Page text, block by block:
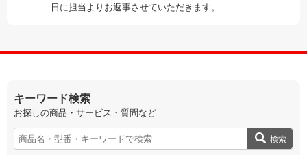
日に担当よりお返事させていただきます。
キーワード検索
お探しの商品・サービス・質問など
検索